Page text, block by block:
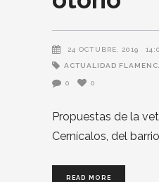
24 OCTUBRE, 2019
ACTUALIDAD
0 0
Propuestas de la
Cernícalos, del barrio
READ MORE